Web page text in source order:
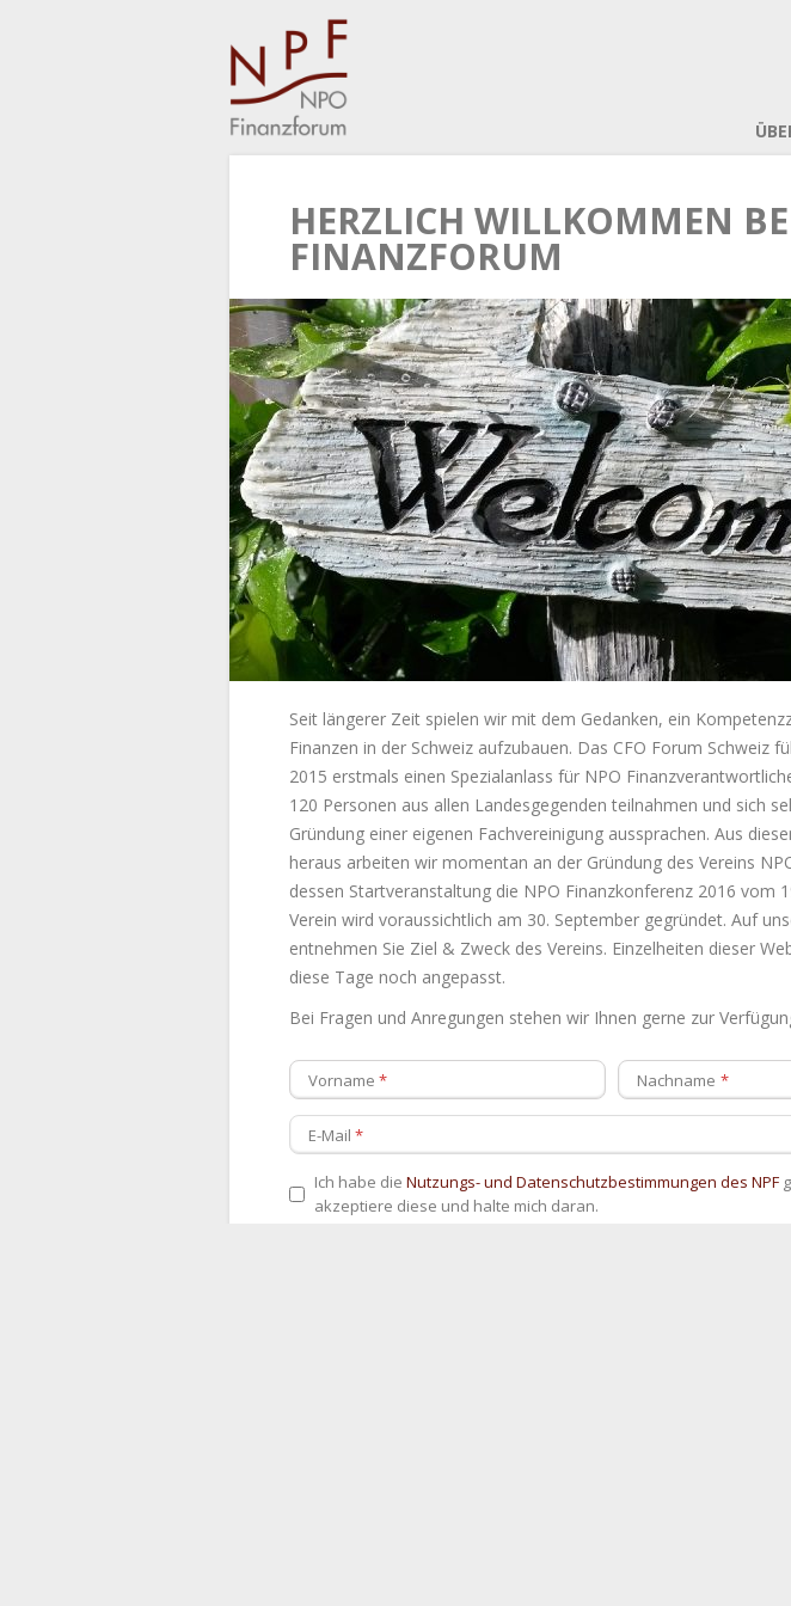
HERZLICH WILLKOMMEN
FINANZFORUM
Seit längerer Zeit spielen wir mit dem Gedanken, ein
Finanzen in der Schweiz aufzubauen. Das CFO Forum Schweiz
2015 erstmals einen Spezialanlass für NPO
120 Personen aus allen Landesgegenden teilnahmen und sich
Gründung einer eigenen Fachvereinigung aussprachen. Aus
heraus arbeiten wir momentan an der Gründung des Vereins
dessen Startveranstaltung die NPO Finanzkonferenz 2016 vom
Verein wird voraussichtlich am 30. September gegründet. Auf
entnehmen Sie Ziel & Zweck des Vereins. Einzelheiten dieser
diese Tage noch angepasst.
Bei Fragen und Anregungen stehen wir Ihnen gerne zur
Vorname Nachname
E-Mail
Ich habe die Nutzungs- und Datenschutzbestimmungen des NPF
akzeptiere diese und halte mich daran.